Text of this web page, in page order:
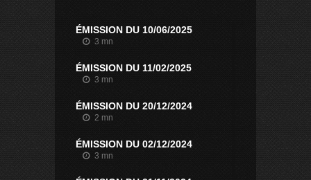
ÉMISSION DU 10/06/2025
3 mn
ÉMISSION DU 11/02/2025
3 mn
ÉMISSION DU 20/12/2024
2 mn
ÉMISSION DU 02/12/2024
3 mn